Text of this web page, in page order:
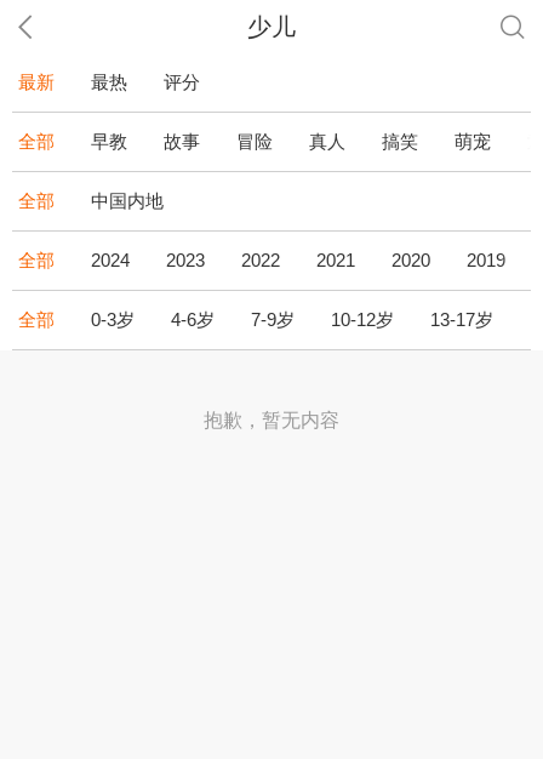
少儿
最新 最热 评分
全部 早教 故事 冒险 真人 搞笑 萌宠
全部 中国内地
全部 2024 2023 2022 2021 2020 2019
全部 0-3岁 4-6岁 7-9岁 10-12岁 13-17岁
抱歉，暂无内容